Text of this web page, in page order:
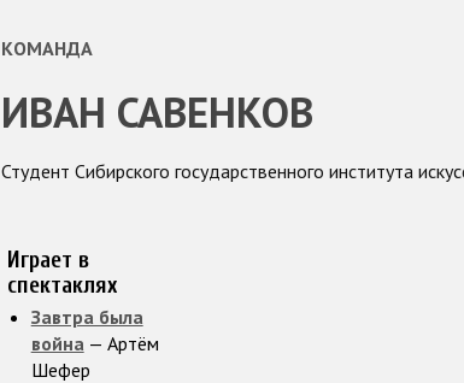
КОМАНДА
ИВАН САВЕНКОВ
Студент Сибирского государственного института
Играет в
спектаклях
Завтра была
война— Артём
Шефер